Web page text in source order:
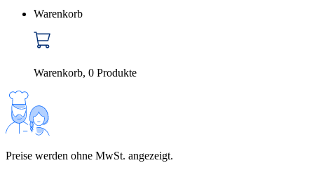
Warenkorb
Warenkorb, 0 Produkte
Preise werden ohne MwSt. angezeigt.